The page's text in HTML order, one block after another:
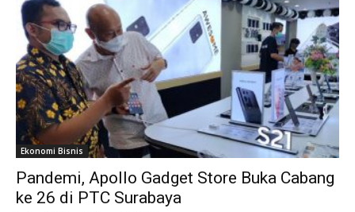
Ekonomi Bisnis
Pandemi, Apollo Gadget Store Buka Cabang
ke 26 di PTC Surabaya